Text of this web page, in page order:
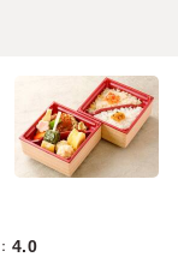
： 4.0